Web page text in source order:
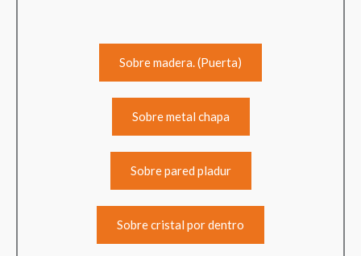
Sobre madera. (Puerta)
Sobre metal chapa
Sobre pared pladur
Sobre cristal por dentro